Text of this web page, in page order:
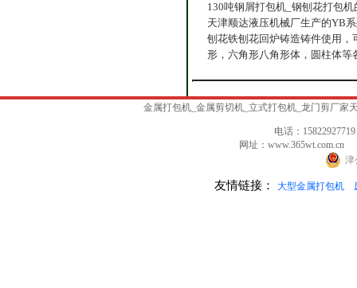
130吨钢屑打包机_钢刨花打包
天津顺达液压机械厂生产的YB
刨花铁刨花回炉铸造铸件使用
形，六角形八角形体，圆柱体
金属打包机_金属剪切机_立式打包机_龙门剪厂
电话：
网址：
津
友情链接： 大型金属打包机